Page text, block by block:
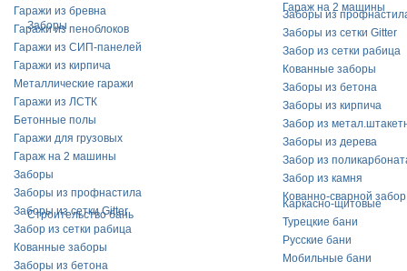
Гараж на 2 машины
Заборы
Заборы из
Заборы из сетки Gitter
Забор из сетки рабица
Кованные заборы
Заборы из бетона
Заборы из кирпича
Забор из
Заборы из дерева
Забор из
Забор из камня
Кованно-сварной забор
Строительство бань
Каркасно-щитовые
Турецкие бани
Русские бани
Мобильные бани
Гаражи из бревна
Гаражи из пеноблоков
Гаражи из СИП-панелей
Гаражи из кирпича
Металлические гаражи
Гаражи из ЛСТК
Бетонные полы
Гаражи для грузовых
Гараж на 2 машины
Заборы
Заборы из профнастила
Заборы из сетки Gitter
Забор из сетки рабица
Кованные заборы
Заборы из бетона